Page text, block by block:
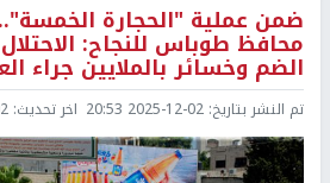
ضمن عملية "الحجارة الخمسة"..
محافظ طوباس للنجاح:
الضم وخسائر بالملايين جراء
تم النشر بتاريخ: 2025-12-02 20:53 اخر تحديث: